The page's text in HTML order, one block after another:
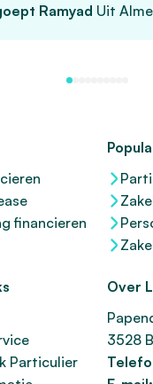
Ramyad Uit
financieren
Particulier
Over
3528